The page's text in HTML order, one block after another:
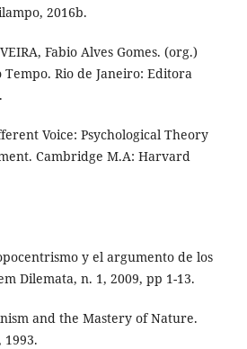
2016b.
Fabio Alves Gomes. (org.)
Rio de Janeiro: Editora
Voice: Psychological Theory
Cambridge M.A: Harvard
y el argumento de los
Dilemata, n. 1, 2009, pp 1-13.
and the Mastery of Nature.
1993.